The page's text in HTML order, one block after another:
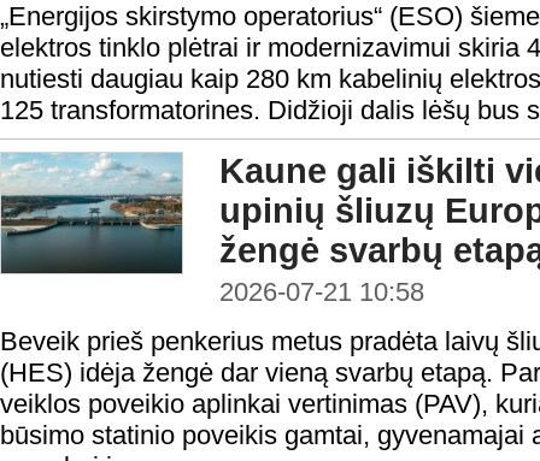
„Energijos skirstymo operatorius“ (ESO)
elektros tinklo plėtrai ir modernizavimui skiria
nutiesti daugiau kaip 280 km kabelinių
125 transformatorines. Didžioji dalis lėšų bus
Kaune gali iškilti
upinių šliuzų
žengė svarbų
2026-07-21 10:58
Beveik prieš penkerius metus pradėta laivų
(HES) idėja žengė dar vieną svarbų etapą.
veiklos poveikio aplinkai vertinimas (PAV),
būsimo statinio poveikis gamtai, gyvenamajai